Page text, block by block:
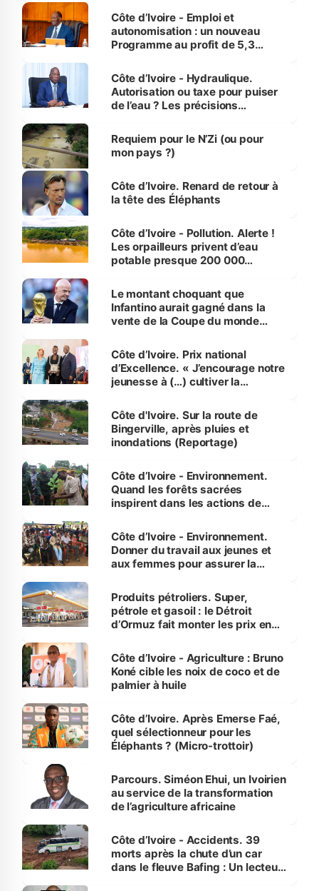
et Yamoussoukro
Côte d’Ivoire - Emploi et
autonomisation : un nouveau
Programme au profit de 5,3
Côte d’Ivoire - Hydraulique.
Autorisation ou taxe pour puiser
de l’eau ? Les précisions
Requiem pour le N’Zi (ou pour
mon pays ?)
Côte d’Ivoire. Renard de retour à
la tête des Éléphants
Côte d’Ivoire - Pollution. Alerte !
Les orpailleurs privent d’eau
potable presque 200 000
Le montant choquant que
Infantino aurait gagné dans la
vente de la Coupe du monde
Côte d’Ivoire. Prix national
d’Excellence. « J’encourage notre
jeunesse à (…) cultiver la
(Alassane Ouattara
Côte d'Ivoire. Sur la route de
Bingerville, après pluies et
inondations (Reportage)
Côte d’Ivoire - Environnement.
Quand les forêts sacrées
inspirent dans les actions de
Côte d’Ivoire - Environnement.
Donner du travail aux jeunes et
aux femmes pour assurer la
menacées
Produits pétroliers. Super,
pétrole et gasoil : le Détroit
d’Ormuz fait monter les prix en
Côte d’Ivoire - Agriculture : Bruno
Koné cible les noix de coco et de
palmier à huile
Côte d’Ivoire. Après Emerse Faé,
quel sélectionneur pour les
Éléphants ? (Micro-trottoir)
Parcours. Siméon Ehui, un Ivoirien
au service de la transformation
de l’agriculture africaine
Côte d’Ivoire - Accidents. 39
morts après la chute d’un car
dans le fleuve Bafing : Un lecteur